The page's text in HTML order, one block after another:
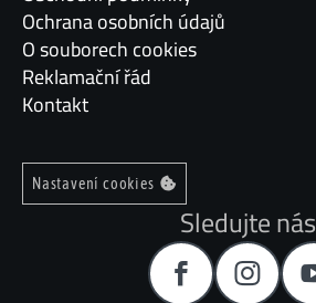
Ochrana osobních údajů
O souborech cookies
Reklamační řád
Kontakt
Nastavení cookies
Sledujte nás